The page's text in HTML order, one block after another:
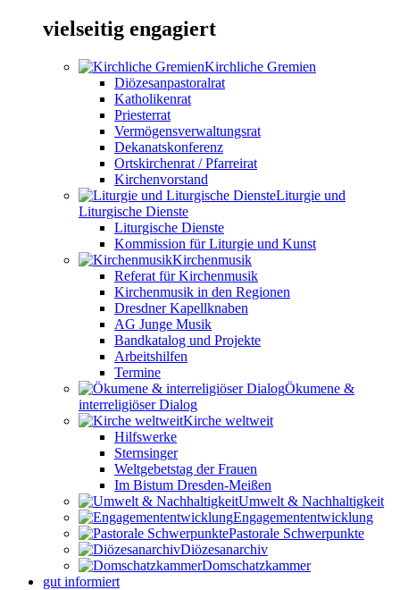
vielseitig engagiert
Kirchliche Gremien
Diözesanpastoralrat
Katholikenrat
Priesterrat
Vermögensverwaltungsrat
Dekanatskonferenz
Ortskirchenrat / Pfarreirat
Kirchenvorstand
Liturgie und
Liturgische Dienste
Liturgische Dienste
Kommission für Liturgie und Kunst
Kirchenmusik
Referat für Kirchenmusik
Kirchenmusik in den Regionen
Dresdner Kapellknaben
AG Junge Musik
Bandkatalog und Projekte
Arbeitshilfen
Termine
Ökumene &
interreligiöser Dialog
Kirche weltweit
Hilfswerke
Sternsinger
Weltgebetstag der Frauen
Im Bistum Dresden-Meißen
Umwelt & Nachhaltigkeit
Engagemententwicklung
Pastorale Schwerpunkte
Diözesanarchiv
Domschatzkammer
gut informiert